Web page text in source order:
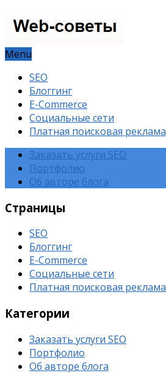
Menu
SEO
Блоггинг
E-Commerce
Социальные сети
Платная поисковая реклама
Заказать услуги SEO
Портфолио
Об авторе блога
Страницы
SEO
Блоггинг
E-Commerce
Социальные сети
Платная поисковая реклама
Категории
Заказать услуги SEO
Портфолио
Об авторе блога